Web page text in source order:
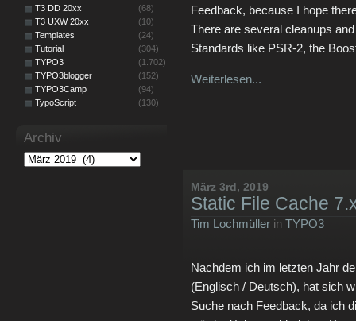
Feedback, because I hope
There are several cleanups
Standards like PSR-2, the
Weiterlesen...
März 3rd, 2019
Static File Cache
Tim Lochmüller in TYPO3
Nachdem ich im letzten Jahr
(Englisch / Deutsch), hat sich
Suche nach Feedback, da ich
T3 DD 20xx
(68)
T3 UXW 20xx
(10)
Templates
(24)
Tutorial
(304)
TYPO3
(1.702)
TYPO3blogger
(152)
TYPO3Camp
(94)
TypoScript
(130)
Archiv